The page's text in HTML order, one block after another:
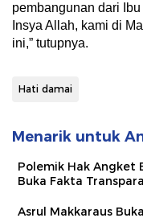
pembangunan dari
Insya Allah, kami di
ini,” tutupnya.
Hati damai
Menarik untuk
Polemik Hak Angket
Buka Fakta
Asrul Makkaraus